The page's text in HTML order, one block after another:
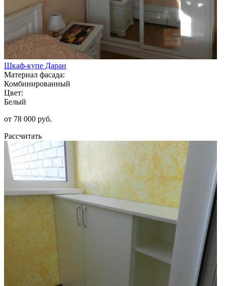
Шкаф-купе Даран
Материал фасада:
Комбинированный
Цвет:
Белый
от 78 000 руб.
Рассчитать